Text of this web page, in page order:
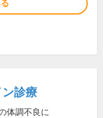
診療
体調不良に